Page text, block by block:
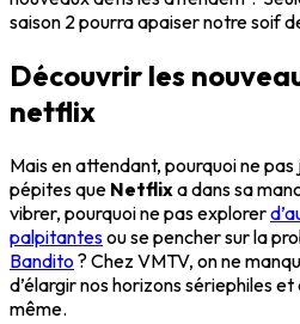
saison 2 pourra apaiser notre soif
Découvrir les
netflix
Mais en attendant, pourquoi ne
pépites que Netflixa dans sa
vibrer, pourquoi ne pas explorer
palpitantesou se pencher sur la
Bandito ? Chez VMTV, on ne
d’élargir nos horizons sériephiles
même.